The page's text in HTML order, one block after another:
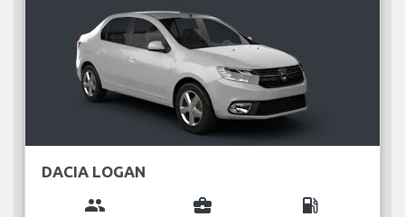
DACIA LOGAN
group business_center local_gas_station